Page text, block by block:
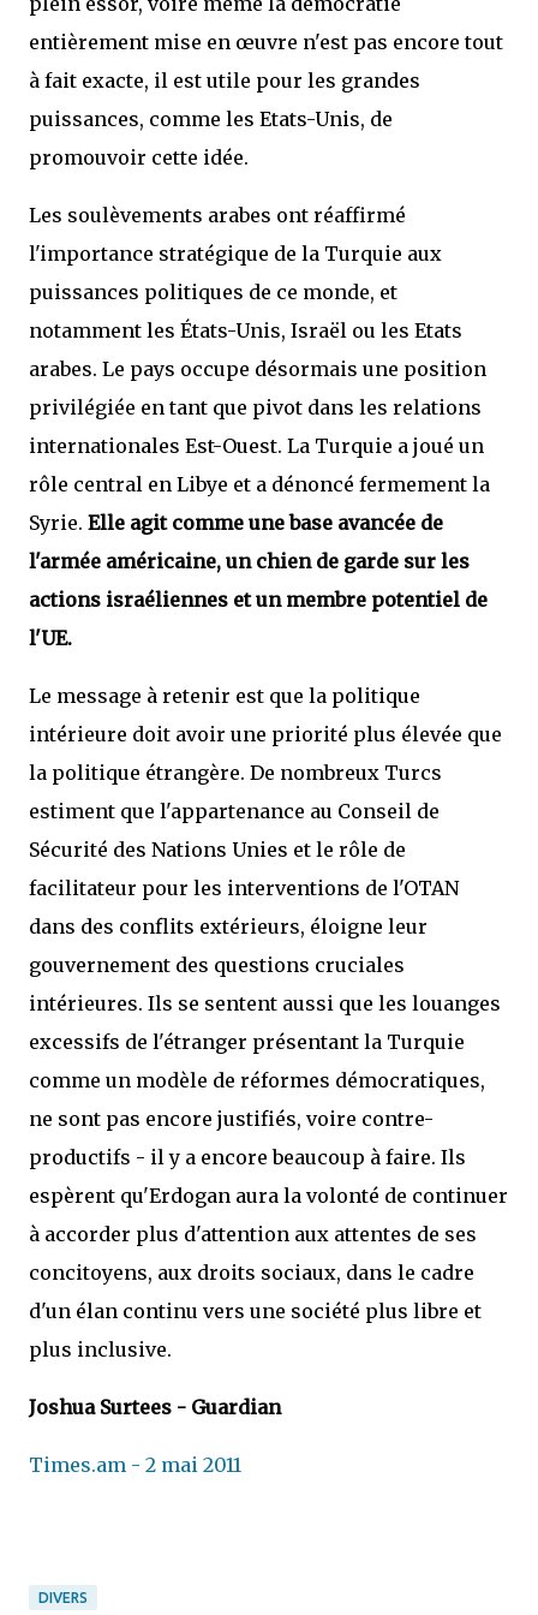
entièrement mise en œuvre n'est pas encore tout
à fait exacte, il est utile pour les grandes
puissances, comme les Etats-Unis, de
promouvoir cette idée.
Les soulèvements arabes ont réaffirmé
l'importance stratégique de la Turquie aux
puissances politiques de ce monde, et
notamment les États-Unis, Israël ou les Etats
arabes. Le pays occupe désormais une position
privilégiée en tant que pivot dans les relations
internationales Est-Ouest. La Turquie a joué un
rôle central en Libye et a dénoncé fermement la
Syrie. Elle agit comme une base avancée de
l'armée américaine, un chien de garde sur les
actions israéliennes et un membre potentiel de
l'UE.
Le message à retenir est que la politique
intérieure doit avoir une priorité plus élevée que
la politique étrangère. De nombreux Turcs
estiment que l'appartenance au Conseil de
Sécurité des Nations Unies et le rôle de
facilitateur pour les interventions de l'OTAN
dans des conflits extérieurs, éloigne leur
gouvernement des questions cruciales
intérieures. Ils se sentent aussi que les louanges
excessifs de l'étranger présentant la Turquie
comme un modèle de réformes démocratiques,
ne sont pas encore justifiés, voire contre-
productifs - il y a encore beaucoup à faire. Ils
espèrent qu'Erdogan aura la volonté de continuer
à accorder plus d'attention aux attentes de ses
concitoyens, aux droits sociaux, dans le cadre
d'un élan continu vers une société plus libre et
plus inclusive.
Joshua Surtees - Guardian
Times.am - 2 mai 2011
DIVERS